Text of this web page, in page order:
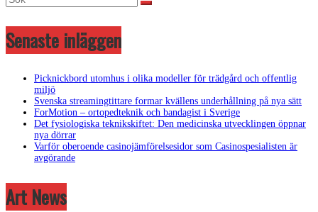
Senaste inläggen
Picknickbord utomhus i olika modeller för trädgård och offentlig
miljö
Svenska streamingtittare formar kvällens underhållning på nya sätt
ForMotion – ortopedteknik och bandagist i Sverige
Det fysiologiska teknikskiftet: Den medicinska utvecklingen öppnar
nya dörrar
Varför oberoende casinojämförelsesidor som Casinospesialisten är
avgörande
Art News